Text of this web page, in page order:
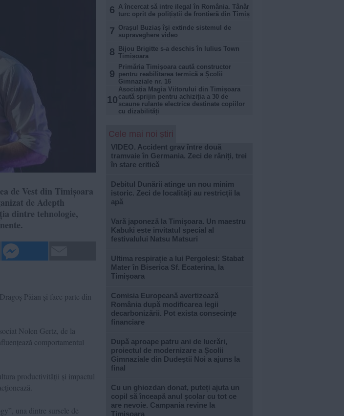
de Vest din Timișoara
de Adepth
dintre tehnologie,
Păian și face parte din
Nolen Gertz, de la
comportamentul
productivității și impactul
una dintre sursele de
6 A încercat să intre ilegal în România. Tânăr
turc oprit de polițiștii de frontieră din Timiș
7 Orașul Buziaș își extinde sistemul de
supraveghere video
8
Bijou Brigitte s-a deschis în Iulius Town
Timișoara
9
Primăria Timișoara caută constructor
pentru reabilitarea termică a Școlii
Gimnaziale nr. 16
10
Asociația Magia Viitorului din Timișoara
caută sprijin pentru achiziția a 30 de
scaune rulante electrice destinate copiilor
cu dizabilități
Cele mai noi știri
VIDEO. Accident grav între două
tramvaie în Germania. Zeci de răniți, trei
în stare critică
Debitul Dunării atinge un nou minim
istoric. Zeci de localități au restricții la
apă
Vară japoneză la Timișoara. Un maestru
Kabuki este invitatul special al
festivalului Natsu Matsuri
Ultima respirație a lui Pergolesi: Stabat
Mater în Biserica Sf. Ecaterina, la
Timișoara
Comisia Europeană avertizează
România după modificarea legii
decarbonizării. Pot exista consecințe
financiare
După aproape patru ani de lucrări,
proiectul de modernizare a Școlii
Gimnaziale din Dudeștii Noi a ajuns la
final
Cu un ghiozdan donat, puteți ajuta un
copil să înceapă anul școlar cu tot ce
are nevoie. Campania revine la
Timișoara